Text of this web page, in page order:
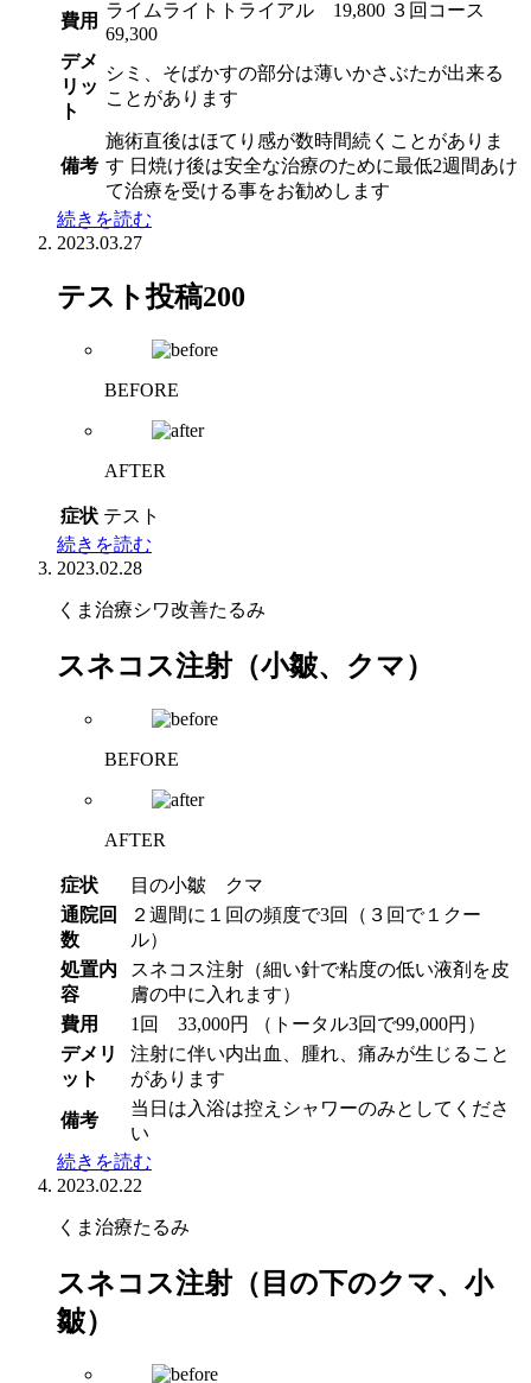
費用
ライムライトトライアル 19,800 ３回コース
69,300
デメ
リッ
ト
シミ、そばかすの部分は薄いかさぶたが出来る
ことがあります
備考
施術直後はほてり感が数時間続くことがありま
す 日焼け後は安全な治療のために最低2週間あけ
て治療を受ける事をお勧めします
続きを読む
2023.03.27
テスト投稿200
BEFORE
AFTER
症状 テスト
続きを読む
2023.02.28
くま治療シワ改善たるみ
スネコス注射（小皺、クマ）
BEFORE
AFTER
症状
目の小皺 クマ
通院回
数
２週間に１回の頻度で3回（３回で１クー
ル）
処置内
容
スネコス注射（細い針で粘度の低い液剤を皮
膚の中に入れます）
費用
1回 33,000円 （トータル3回で99,000円）
デメリ
ット
注射に伴い内出血、腫れ、痛みが生じること
があります
備考
当日は入浴は控えシャワーのみとしてくださ
い
続きを読む
2023.02.22
くま治療たるみ
スネコス注射（目の下のクマ、小
皺）